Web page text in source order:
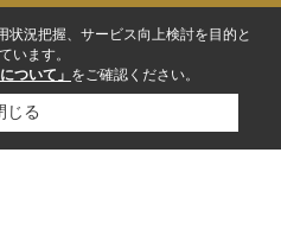
状況把握、サービス向上検討を目的と
います。
ついて」 をご確認ください。
じる